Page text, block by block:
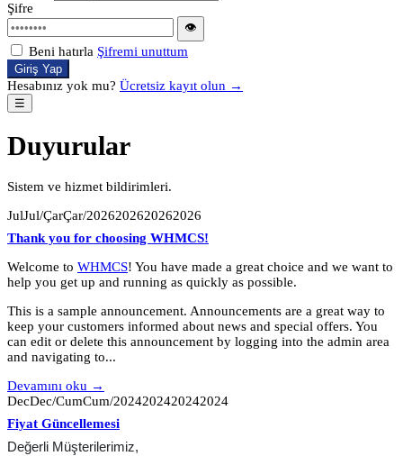
Şifre
👁
Beni hatırla Şifremi unuttum
Giriş Yap
Hesabınız yok mu? Ücretsiz kayıt olun →
☰
Duyurular
Sistem ve hizmet bildirimleri.
JulJul/ÇarÇar/2026202620262026
Thank you for choosing WHMCS!
Welcome to WHMCS! You have made a great choice and we want to
help you get up and running as quickly as possible.
This is a sample announcement. Announcements are a great way to
keep your customers informed about news and special offers. You
can edit or delete this announcement by logging into the admin area
and navigating to...
Devamını oku →
DecDec/CumCum/2024202420242024
Fiyat Güncellemesi
Değerli Müşterilerimiz,